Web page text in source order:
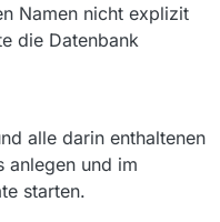
Namen nicht explizit
die Datenbank
alle darin enthaltenen
anlegen und im
starten.